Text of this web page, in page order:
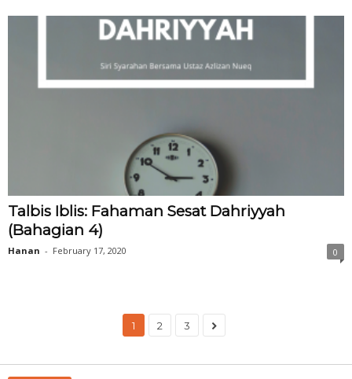
Talbis Iblis: Fahaman Sesat Dahriyyah
(Bahagian 4)
Hanan - February 17, 2020 0
1 2 3